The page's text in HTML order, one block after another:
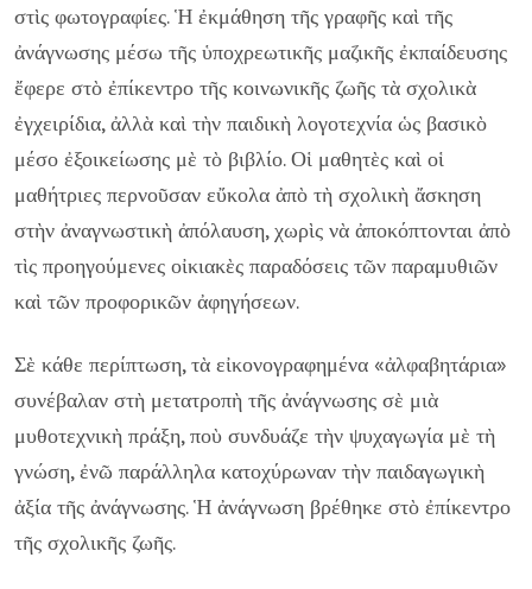
στὶς φωτογραφίες. Ἡ ἐκμάθηση τῆς γραφῆς καὶ τῆς
ἀνάγνωσης μέσω τῆς ὑποχρεωτικῆς μαζικῆς ἐκπαίδευσης
ἔφερε στὸ ἐπίκεντρο τῆς κοινωνικῆς ζωῆς τὰ σχολικὰ
ἐγχειρίδια, ἀλλὰ καὶ τὴν παιδικὴ λογοτεχνία ὡς βασικὸ
μέσο ἐξοικείωσης μὲ τὸ βιβλίο. Οἱ μαθητὲς καὶ οἱ
μαθήτριες περνοῦσαν εὔκολα ἀπὸ τὴ σχολικὴ ἄσκηση
στὴν ἀναγνωστικὴ ἀπόλαυση, χωρὶς νὰ ἀποκόπτονται ἀπὸ
τὶς προηγούμενες οἰκιακὲς παραδόσεις τῶν παραμυθιῶν
καὶ τῶν προφορικῶν ἀφηγήσεων.
Σὲ κάθε περίπτωση, τὰ εἰκονογραφημένα «ἀλφαβητάρια»
συνέβαλαν στὴ μετατροπὴ τῆς ἀνάγνωσης σὲ μιὰ
μυθοτεχνικὴ πράξη, ποὺ συνδυάζε τὴν ψυχαγωγία μὲ τὴ
γνώση, ἐνῶ παράλληλα κατοχύρωναν τὴν παιδαγωγικὴ
ἀξία τῆς ἀνάγνωσης. Ἡ ἀνάγνωση βρέθηκε στὸ ἐπίκεντρο
τῆς σχολικῆς ζωῆς.